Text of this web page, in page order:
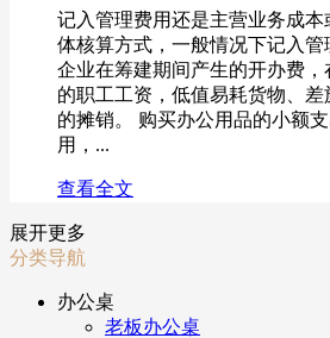
记入管理费用还是主营业务成
体核算方式，一般情况下记入
企业在筹建期间产生的开办费
的职工工资，低值易耗货物、
的摊销。 购买办公用品的小额
用，...
查看全文
展开更多
分类导航
办公桌
老板办公桌